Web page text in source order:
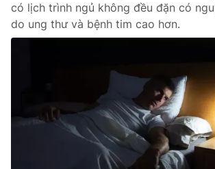
Photo Infographic
Shorts
VTV Money VTV Thể
Bất động
có lịch trình ngủ không đều đặn có
do ung thư và bệnh tim cao hơn.